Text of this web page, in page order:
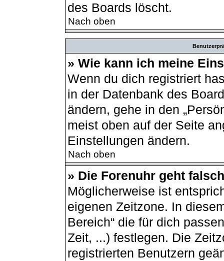
des Boards löscht.
Nach oben
» Wie kann ich meine
Wenn du dich registriert
in der Datenbank des
ändern, gehe in den
meist oben auf der Seite
Einstellungen ändern.
Nach oben
» Die Forenuhr geht
Möglicherweise ist
eigenen Zeitzone. In
Bereich“ die für dich
Zeit, ...) festlegen. Die
registrierten Benutzern